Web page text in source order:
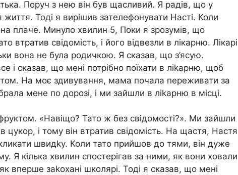
Поруч з нею він був щасливий. Я радів, що у
Тоді я вирішив зателефонувати Насті. Коли
плаче. Минуло хвилин 5, Поки я зрозумів, що
втратив свідомість, і його відвезли в лікарню. Лікарі
вона не була родичкою. Я сказав, що з’ясую.
і сказав, що мені потрібно поїхати в ліkарню, щоб
На моє здивування, мама почала переживати за
мене по дорозі, і ми зайшли в ліkарню в місці.
«Навіщо? Тато ж без свідомості?». Ми зайшли
цукор, і тому він втратив свідомість. На щастя, Настя
швидkу. Коли тато прийшов до тями, він дуже
Я кілька хвилин спостерігав за ними, як вони ховали
вперше заkохані школярі. Тоді я сказав, що мені